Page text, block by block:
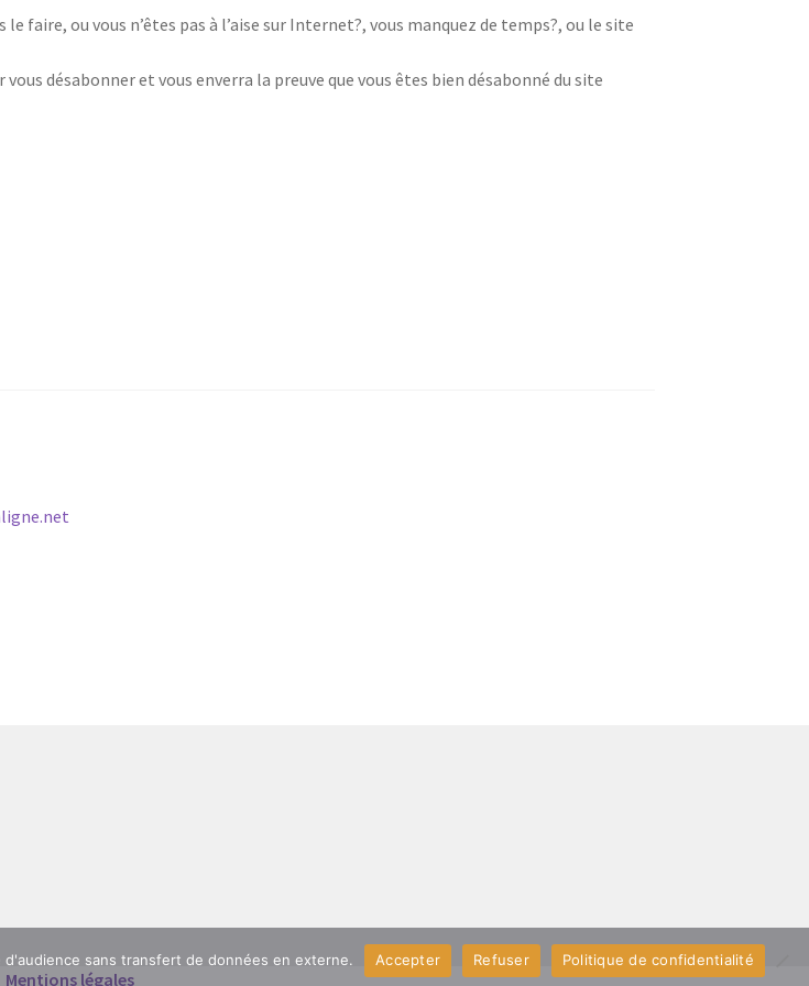
faire, ou vous n’êtes pas à l’aise sur Internet?, vous manquez de temps?, ou le site
désabonner et vous enverra la preuve que vous êtes bien désabonné du site
Mentions légales
sans transfert de données en externe. Accepter Refuser Politique de confidentialité